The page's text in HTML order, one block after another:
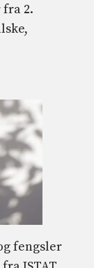
2.
fengsler